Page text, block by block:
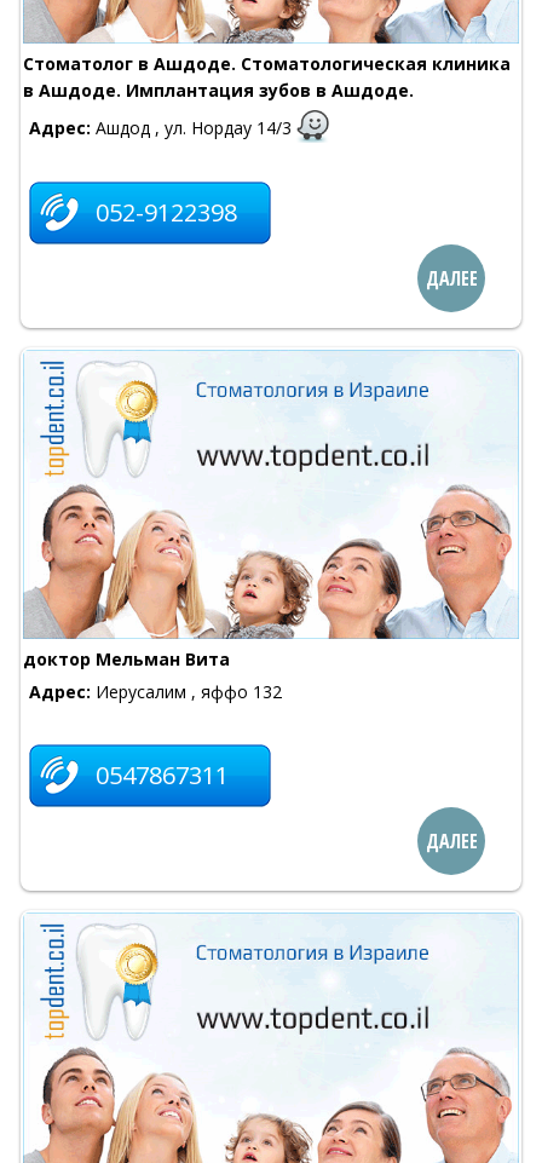
Стоматолог в Ашдоде. Стоматологическая клиника
в Ашдоде. Имплантация зубов в Ашдоде.
Адрес: Ашдод , ул. Нордау 14/3
052-9122398
ДАЛЕЕ
доктор Мельман Вита
Адрес: Иерусалим , яффо 132
0547867311
ДАЛЕЕ